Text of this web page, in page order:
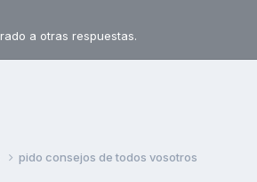
a otras respuestas.
pido consejos de todos vosotros